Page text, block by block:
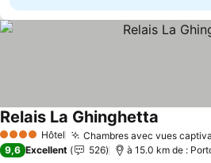
4 Étoiles Hôtel Chambres avec vues
Relais La Ghinghetta
9,6 Excellent 526 à 15.0 km de :